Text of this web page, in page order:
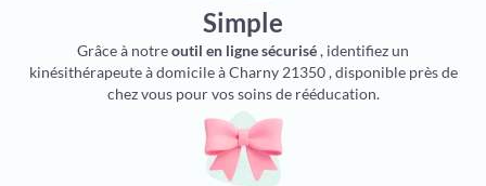
Simple
Grâce à notreoutil en ligne sécurisé, identifiez un
kinésithérapeute à domicile à Charny 21350 , disponible près de
chez vous pour vos soins de rééducation.